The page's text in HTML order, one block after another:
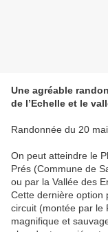
Une agréable
de l’Echelle et le
Randonnée du 20
On peut atteindre le
Prés (Commune de
ou par la Vallée des
Cette dernière option
circuit (montée par le
magnifique et